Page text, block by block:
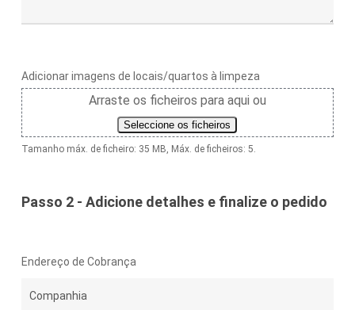
Adicionar imagens de locais/quartos à limpeza
Arraste os ficheiros para aqui ou
Seleccione os ficheiros
Tamanho máx. de ficheiro: 35 MB, Máx. de ficheiros: 5.
Passo 2 - Adicione detalhes e finalize o pedido
Endereço de Cobrança